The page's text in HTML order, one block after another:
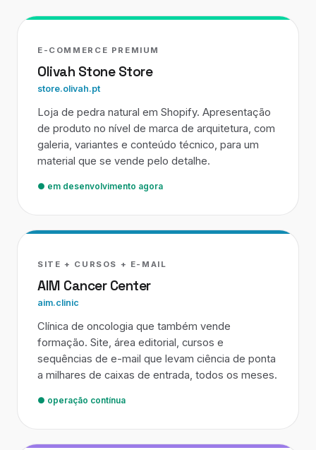
E-COMMERCE PREMIUM
Olivah Stone Store
store.olivah.pt
Loja de pedra natural em Shopify. Apresentação
de produto no nível de marca de arquitetura, com
galeria, variantes e conteúdo técnico, para um
material que se vende pelo detalhe.
● em desenvolvimento agora
SITE + CURSOS + E-MAIL
AIM Cancer Center
aim.clinic
Clínica de oncologia que também vende
formação. Site, área editorial, cursos e
sequências de e-mail que levam ciência de ponta
a milhares de caixas de entrada, todos os meses.
● operação contínua